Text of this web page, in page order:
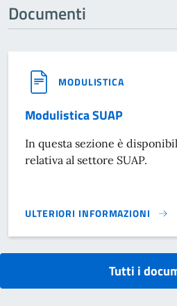
Documenti
MODULISTICA
Modulistica SUAP
In questa sezione è
relativa al settore SUAP.
ULTERIORI INFORMAZIONI
MODULISTICA SUAP}
Tutti i